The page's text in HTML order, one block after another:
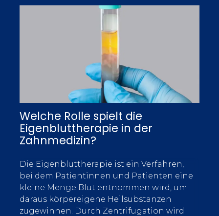
Welche Rolle spielt die
Eigenbluttherapie in der
Zahnmedizin?
Die Eigenbluttherapie ist ein Verfahren,
bei dem Patientinnen und Patienten eine
kleine Menge Blut entnommen wird, um
daraus körpereigene Heilsubstanzen
zugewinnen. Durch Zentrifugation wird